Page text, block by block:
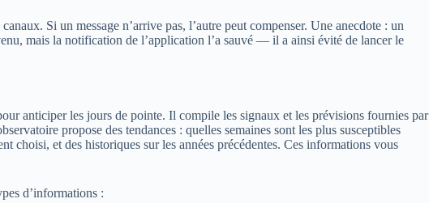
Si un message n’arrive pas, l’autre peut compenser. Une anecdote : un
mais la notification de l’application l’a sauvé — il a ainsi évité de lancer le
anticiper les jours de pointe. Il compile les signaux et les prévisions fournies par
propose des tendances : quelles semaines sont les plus susceptibles
choisi, et des historiques sur les années précédentes. Ces informations vous
d’informations :